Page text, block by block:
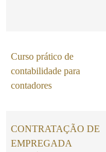
Curso prático de
contabilidade para
contadores
CONTRATAÇÃO DE
EMPREGADA